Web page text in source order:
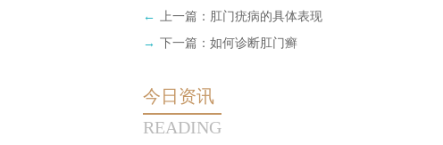
← 上一篇： 肛门疣病的具体表现
→ 下一篇： 如何诊断肛门癣
今日资讯
READING